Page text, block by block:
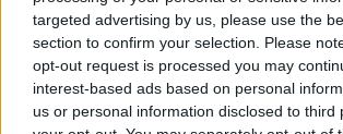
targeted advertising by us, please use the
section to confirm your selection. Please
opt-out request is processed you may
interest-based ads based on personal
us or personal information disclosed to third